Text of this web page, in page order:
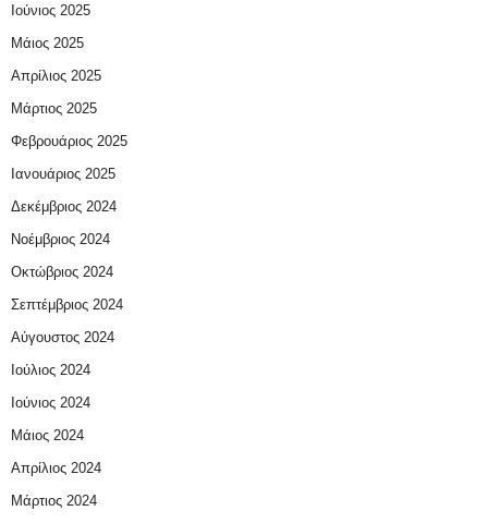
Ιούνιος 2025
Μάιος 2025
Απρίλιος 2025
Μάρτιος 2025
Φεβρουάριος 2025
Ιανουάριος 2025
Δεκέμβριος 2024
Νοέμβριος 2024
Οκτώβριος 2024
Σεπτέμβριος 2024
Αύγουστος 2024
Ιούλιος 2024
Ιούνιος 2024
Μάιος 2024
Απρίλιος 2024
Μάρτιος 2024